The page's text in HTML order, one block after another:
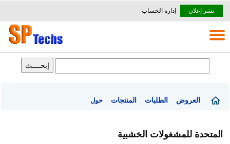
نشر إعلان إدارة الحساب
العروض الطلبات المنتجات حول
المتحدة للمشغولات الخشبية